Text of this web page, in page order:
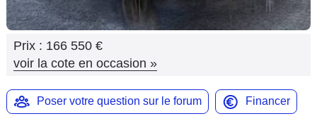
Forum
Moto
Marques
Prix : 166 550 €
voir la cote en occasion »
Poser votre question sur le forum Financer